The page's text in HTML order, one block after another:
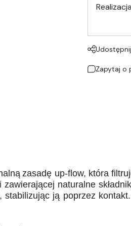
Udostępnij
Zapytaj o
zasadę up-flow, która
zawierającej naturalne
stabilizując ją poprzez kontakt.